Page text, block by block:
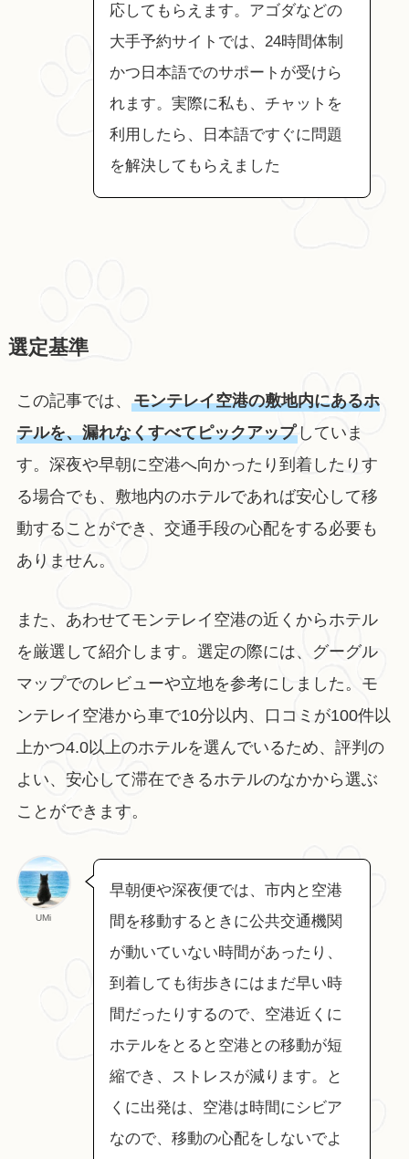
応してもらえます。アゴダなどの
大手予約サイトでは、24時間体制
かつ日本語でのサポートが受けら
れます。実際に私も、チャットを
利用したら、日本語ですぐに問題
を解決してもらえました
選定基準
この記事では、 モンテレイ空港の敷地内にあるホ
テルを、漏れなくすべてピックアップしていま
す。深夜や早朝に空港へ向かったり到着したりす
る場合でも、敷地内のホテルであれば安心して移
動することができ、交通手段の心配をする必要も
ありません。
また、あわせてモンテレイ空港の近くからホテル
を厳選して紹介します。選定の際には、グーグル
マップでのレビューや立地を参考にしました。モ
ンテレイ空港から車で10分以内、口コミが100件以
上かつ4.0以上のホテルを選んでいるため、評判の
よい、安心して滞在できるホテルのなかから選ぶ
ことができます。
UMi
早朝便や深夜便では、市内と空港
間を移動するときに公共交通機関
が動いていない時間があったり、
到着しても街歩きにはまだ早い時
間だったりするので、空港近くに
ホテルをとると空港との移動が短
縮でき、ストレスが減ります。と
くに出発は、空港は時間にシビア
なので、移動の心配をしないでよ